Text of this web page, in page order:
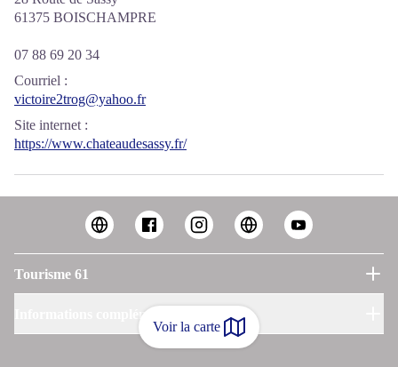
Voir la carte
61375 BOISCHAMPRE
07 88 69 20 34
Courriel :
victoire2trog@yahoo.fr
Site internet :
https://www.chateaudesassy.fr/
Tourisme 61
Informations complémentaires